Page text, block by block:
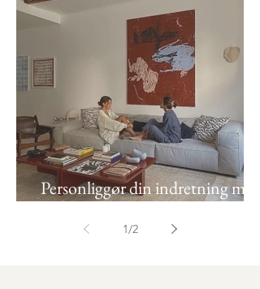
Personliggør din indretning med
1/2